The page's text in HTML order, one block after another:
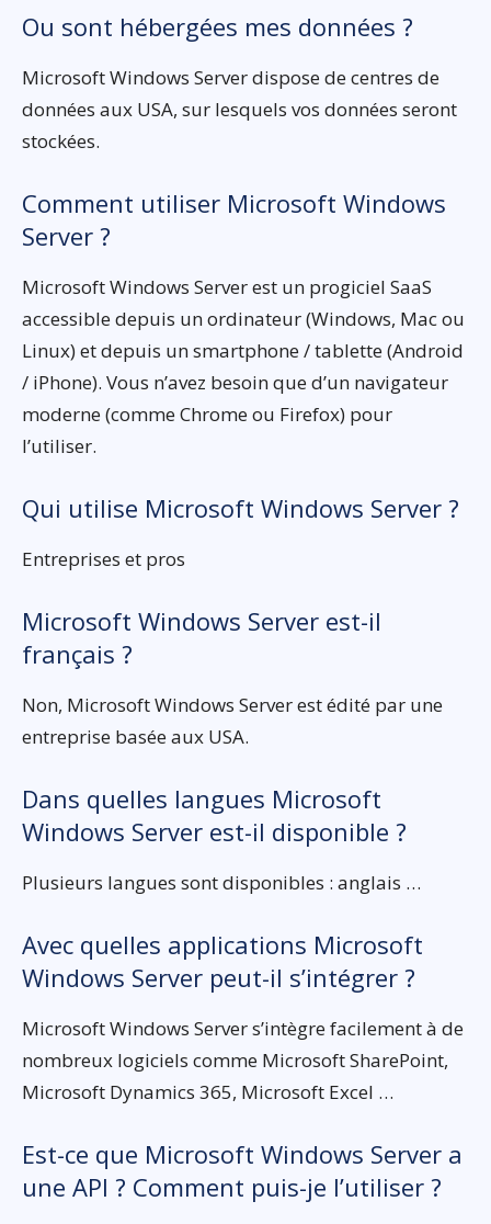
Ou sont hébergées mes données ?
Microsoft Windows Server dispose de centres de
données aux USA, sur lesquels vos données seront
stockées.
Comment utiliser Microsoft Windows
Server ?
Microsoft Windows Server est un progiciel SaaS
accessible depuis un ordinateur (Windows, Mac ou
Linux) et depuis un smartphone / tablette (Android
/ iPhone). Vous n’avez besoin que d’un navigateur
moderne (comme Chrome ou Firefox) pour
l’utiliser.
Qui utilise Microsoft Windows Server ?
Entreprises et pros
Microsoft Windows Server est-il
français ?
Non, Microsoft Windows Server est édité par une
entreprise basée aux USA.
Dans quelles langues Microsoft
Windows Server est-il disponible ?
Plusieurs langues sont disponibles : anglais …
Avec quelles applications Microsoft
Windows Server peut-il s’intégrer ?
Microsoft Windows Server s’intègre facilement à de
nombreux logiciels comme Microsoft SharePoint,
Microsoft Dynamics 365, Microsoft Excel …
Est-ce que Microsoft Windows Server a
une API ? Comment puis-je l’utiliser ?